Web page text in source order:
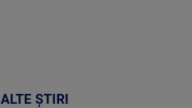
ALTE ȘTIRI